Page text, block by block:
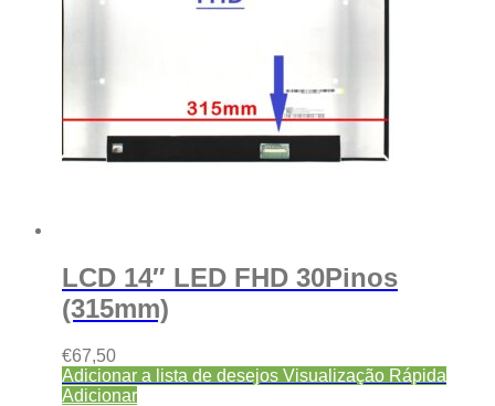
LCD 14″ LED FHD 30Pinos
(315mm)
€67,50
Adicionar a lista de desejos Visualização Rápida
Adicionar